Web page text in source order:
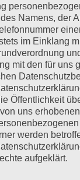
|
Ernährung in der
in der
in der
Auflagen in der
Pflegemethoden
der Aromapflege
Zugang zu
Namens, der
im Einklang
mit den für uns
Öffentlichkeit
uns
werden
aufgeklärt.